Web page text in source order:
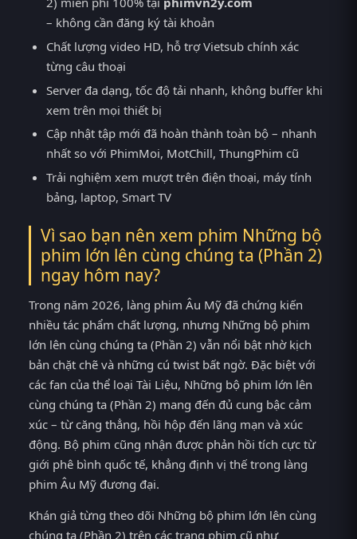
– không cần đăng ký tài khoản
Chất lượng video HD, hỗ trợ Vietsub chính xác
từng câu thoại
Server đa dạng, tốc độ tải nhanh, không buffer khi
xem trên mọi thiết bị
Cập nhật tập mới đã hoàn thành toàn bộ – nhanh
nhất so với PhimMoi, MotChill, ThungPhim cũ
Trải nghiệm xem mượt trên điện thoại, máy tính
bảng, laptop, Smart TV
Vì sao bạn nên xem phim Những bộ
phim lớn lên cùng chúng ta (Phần 2)
ngay hôm nay?
Trong năm 2026, làng phim Âu Mỹ đã chứng kiến
nhiều tác phẩm chất lượng, nhưng Những bộ phim
lớn lên cùng chúng ta (Phần 2) vẫn nổi bật nhờ kịch
bản chặt chẽ và những cú twist bất ngờ. Đặc biệt với
các fan của thể loại Tài Liệu, Những bộ phim lớn lên
cùng chúng ta (Phần 2) mang đến đủ cung bậc cảm
xúc – từ căng thẳng, hồi hộp đến lãng mạn và xúc
động. Bộ phim cũng nhận được phản hồi tích cực từ
giới phê bình quốc tế, khẳng định vị thế trong làng
phim Âu Mỹ đương đại.
Khán giả từng theo dõi Những bộ phim lớn lên cùng
chúng ta (Phần 2) trên các trang phim cũ như